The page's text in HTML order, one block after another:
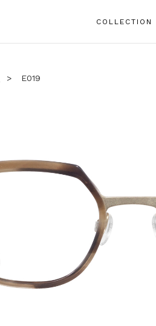
COLLECTION
E019